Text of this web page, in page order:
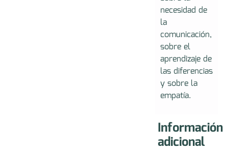
necesidad de
la
comunicación,
sobre el
aprendizaje de
las diferencias
y sobre la
empatía.
Información
adicional